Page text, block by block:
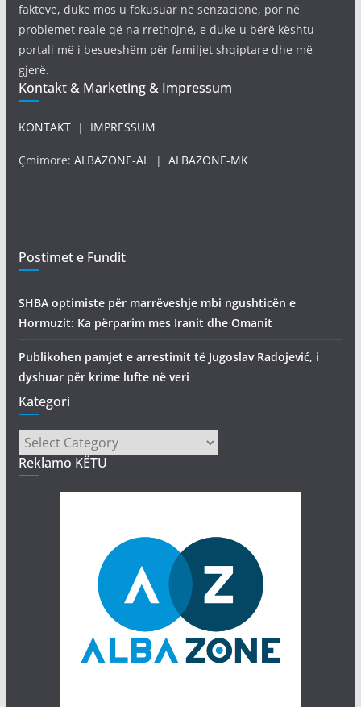
fakteve, duke mos u fokusuar në senzacione, por në
problemet reale që na rrethojnë, e duke u bërë kështu
portali më i besueshëm për familjet shqiptare dhe më
gjerë.
Kontakt & Marketing & Impressum
KONTAKT| IMPRESSUM
Çmimore: ALBAZONE-AL | ALBAZONE-MK
Postimet e Fundit
SHBA optimiste për marrëveshje mbi ngushticën e
Hormuzit: Ka përparim mes Iranit dhe Omanit
Publikohen pamjet e arrestimit të Jugoslav Radojević, i
dyshuar për krime lufte në veri
Kategori
Kategori
Reklamo KËTU